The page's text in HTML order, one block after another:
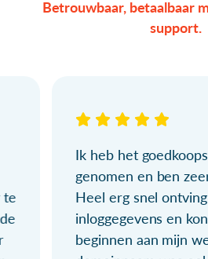
Betrouwbaar, betaalbaar
support.
te
Ik heb het
genomen en ben
Heel erg snel
inloggegevens en
beginnen aan mijn